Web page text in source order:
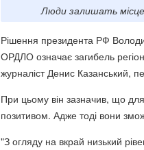
Люди залишать
Рішення президента РФ
ОРДЛО означає загибель
журналіст Денис Казанський,
При цьому він зазначив, що
позитивом. Адже тоді вони
"З огляду на вкрай низький